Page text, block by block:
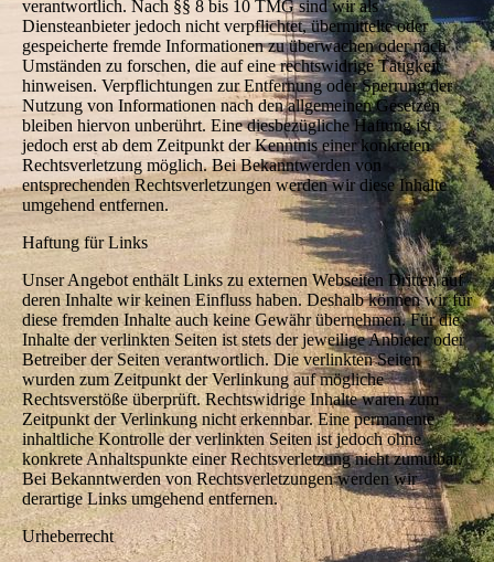
verantwortlich. Nach §§ 8 bis 10 TMG sind wir als
Diensteanbieter jedoch nicht verpflichtet, übermittelte oder
gespeicherte fremde Informationen zu überwachen oder nach
Umständen zu forschen, die auf eine rechtswidrige Tätigkeit
hinweisen. Verpflichtungen zur Entfernung oder Sperrung der
Nutzung von Informationen nach den allgemeinen Gesetzen
bleiben hiervon unberührt. Eine diesbezügliche Haftung ist
jedoch erst ab dem Zeitpunkt der Kenntnis einer konkreten
Rechtsverletzung möglich. Bei Bekanntwerden von
entsprechenden Rechtsverletzungen werden wir diese Inhalte
umgehend entfernen.
Haftung für Links
Unser Angebot enthält Links zu externen Webseiten Dritter, auf
deren Inhalte wir keinen Einfluss haben. Deshalb können wir für
diese fremden Inhalte auch keine Gewähr übernehmen. Für die
Inhalte der verlinkten Seiten ist stets der jeweilige Anbieter oder
Betreiber der Seiten verantwortlich. Die verlinkten Seiten
wurden zum Zeitpunkt der Verlinkung auf mögliche
Rechtsverstöße überprüft. Rechtswidrige Inhalte waren zum
Zeitpunkt der Verlinkung nicht erkennbar. Eine permanente
inhaltliche Kontrolle der verlinkten Seiten ist jedoch ohne
konkrete Anhaltspunkte einer Rechtsverletzung nicht zumutbar.
Bei Bekanntwerden von Rechtsverletzungen werden wir
derartige Links umgehend entfernen.
Urheberrecht